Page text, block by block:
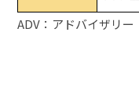
ADV：アドバイザリー